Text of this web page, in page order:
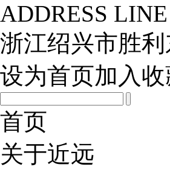
ADDRESS LINE
浙江绍兴市胜
设为首页加入
首页
关于近远